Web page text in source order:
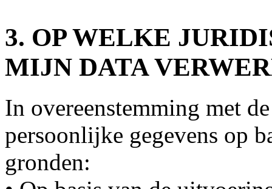
3. OP WELKE
MIJN DATA
In overeenstemming met
persoonlijke gegevens op
gronden: